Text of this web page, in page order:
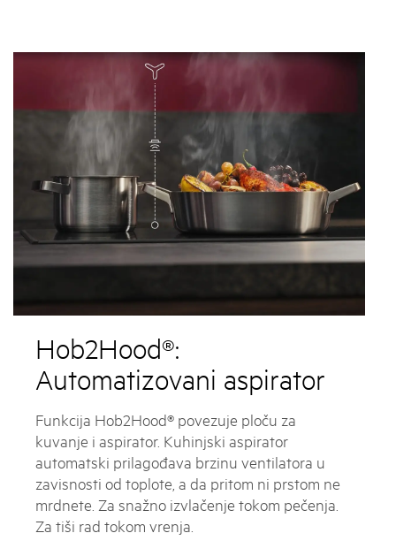
Hob2Hood®:
Automatizovani aspirator
Funkcija Hob2Hood® povezuje ploču za
kuvanje i aspirator. Kuhinjski aspirator
automatski prilagođava brzinu ventilatora u
zavisnosti od toplote, a da pritom ni prstom ne
mrdnete. Za snažno izvlačenje tokom pečenja.
Za tiši rad tokom vrenja.